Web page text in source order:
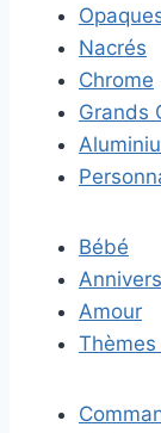
Nacrés
Chrome
Grands
Bébé
Amour